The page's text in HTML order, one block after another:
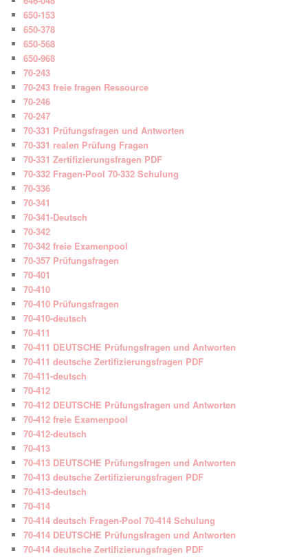
650-153
650-378
650-568
650-968
70-243
70-243 freie fragen Ressource
70-246
70-247
70-331 Prüfungsfragen und Antworten
70-331 realen Prüfung Fragen
70-331 Zertifizierungsfragen PDF
70-332 Fragen-Pool 70-332 Schulung
70-336
70-341
70-341-Deutsch
70-342
70-342 freie Examenpool
70-357 Prüfungsfragen
70-401
70-410
70-410 Prüfungsfragen
70-410-deutsch
70-411
70-411 DEUTSCHE Prüfungsfragen und Antworten
70-411 deutsche Zertifizierungsfragen PDF
70-411-deutsch
70-412
70-412 DEUTSCHE Prüfungsfragen und Antworten
70-412 freie Examenpool
70-412-deutsch
70-413
70-413 DEUTSCHE Prüfungsfragen und Antworten
70-413 deutsche Zertifizierungsfragen PDF
70-413-deutsch
70-414
70-414 deutsch Fragen-Pool 70-414 Schulung
70-414 DEUTSCHE Prüfungsfragen und Antworten
70-414 deutsche Zertifizierungsfragen PDF